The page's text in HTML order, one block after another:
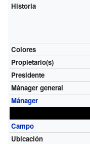
Historia
Colores
Propietario(s)
Presidente
Mánager general
Mánager
Campo
Ubicación